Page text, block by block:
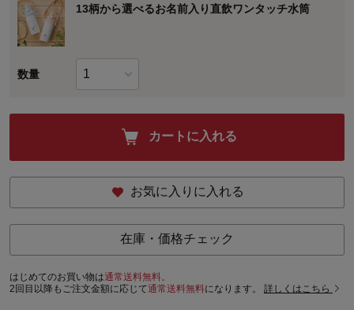
13柄から選べるお名前入り直飲ワンタッチ水筒
数量
カートに入れる
お気に入りに入れる
在庫・価格チェック
はじめてのお買い物は通常送料無料。
2回目以降もご注文金額に応じて通常送料無料になります。 詳しくはこちら